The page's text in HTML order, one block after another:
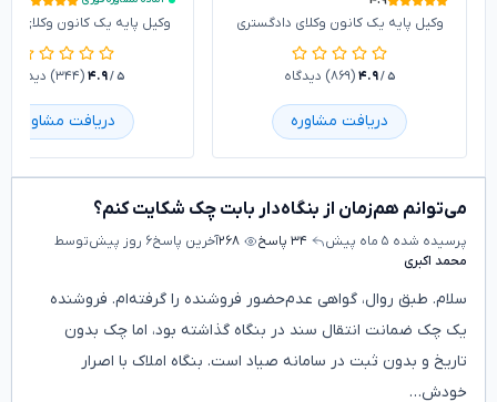
وکیل پایه یک کانون وکلای دادگستری
۴.۹/ ۵ (۸۶۹) دیدگاه
دریافت مشاوره
وکیل پایه یک کانون وکلای
۴.۹/ ۵ (۳۴۴) دیدگاه
دریافت مشاوره
می‌توانم هم‌زمان از بنگاه‌دار بابت چک شکایت کنم؟
پرسیده شده ۵ ماه پیش ۳۴ پاسخ ۲۶۸آخرین پاسخ۶ روز پیش
توسط
محمد اکبری
سلام. طبق روال، گواهی عدم‌حضور فروشنده را گرفته‌ام. فروشنده
یک چک ضمانت انتقال سند در بنگاه گذاشته بود، اما چک بدون
تاریخ و بدون ثبت در سامانه صیاد است. بنگاه املاک با اصرار
خودش…